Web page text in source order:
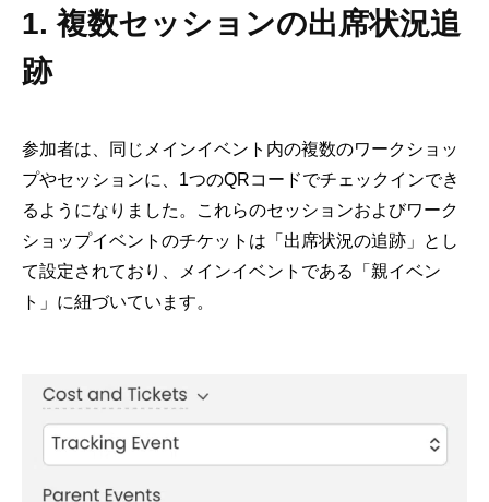
1. 複数セッションの出席状況追
跡
参加者は、同じメインイベント内の複数のワークショッ
プやセッションに、1つのQRコードでチェックインでき
るようになりました。これらのセッションおよびワーク
ショップイベントのチケットは「出席状況の追跡」とし
て設定されており、メインイベントである「親イベン
ト」に紐づいています。